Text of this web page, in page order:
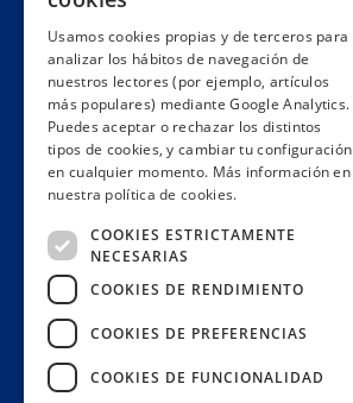
Impacto
Premios
Formación
Código ético
Re-publica
Muro de donantes
Únete aquí
Usamos cookies propias y de terceros para
analizar los hábitos de navegación de
nuestros lectores (por ejemplo, artículos
más populares) mediante Google Analytics.
Puedes aceptar o rechazar los distintos
tipos de cookies, y cambiar tu configuración
en cualquier momento. Más información en
nuestra política de cookies.
COOKIES ESTRICTAMENTE
NECESARIAS
COOKIES DE RENDIMIENTO
COOKIES DE PREFERENCIAS
COOKIES DE FUNCIONALIDAD